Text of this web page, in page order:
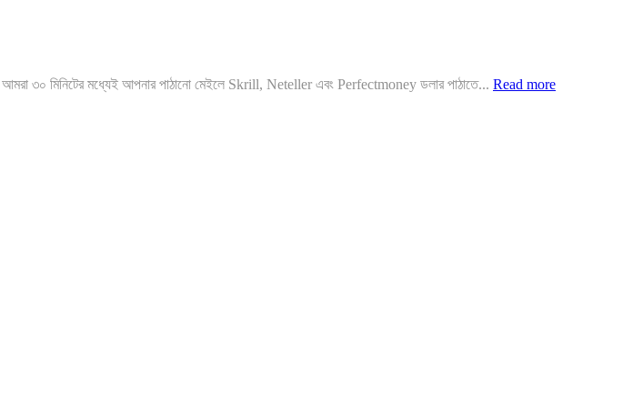
৩০ মিনিটের মধ্যেই আপনার পাঠানো মেইলে Skrill, Neteller এবং Perfectmoney ডলার পাঠাতে... Read more